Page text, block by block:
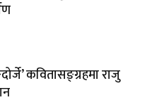
कवितासङ्ग्रहमा राजु